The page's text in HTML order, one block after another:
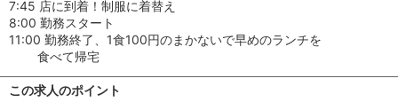
7:45 店に到着！制服に着替え
8:00 勤務スタート
11:00 勤務終了、1食100円のまかないで早めのランチを
食べて帰宅
この求人のポイント